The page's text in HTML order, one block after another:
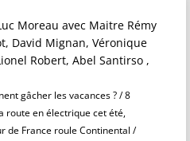
Moreau avec Maitre Rémy
David Mignan, Véronique
Robert, Abel Santirso ,
gâcher les vacances ? / 8
route en électrique cet été,
de France roule Continental /